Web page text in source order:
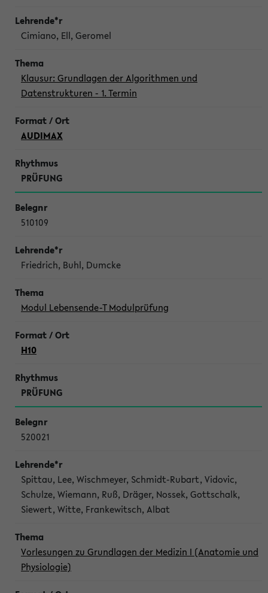
Cimiano, Ell, Geromel
Klausur: Grundlagen der Algorithmen und
Datenstrukturen - 1. Termin
AUDIMAX
PRÜFUNG
510109
Friedrich, Buhl, Dumcke
Modul Lebensende-T Modulprüfung
H10
PRÜFUNG
520021
Spittau, Lee, Wischmeyer, Schmidt-Rubart, Vidovic,
Schulze, Wiemann, Ruß, Dräger, Nossek, Gottschalk,
Siewert, Witte, Frankewitsch, Albat
Vorlesungen zu Grundlagen der Medizin I (Anatomie und
Physiologie)